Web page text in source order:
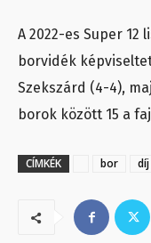
A 2022-es Super 12
borvidék
Szekszárd (4-4),
borok között 15 a
CÍMKÉK bor díj